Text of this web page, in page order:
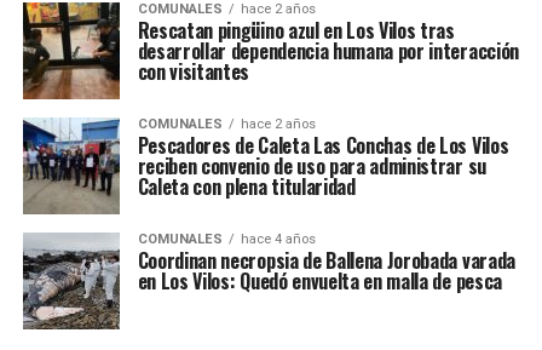
COMUNALES hace 2 años
Rescatan pingüino azul en Los Vilos tras
desarrollar dependencia humana por interacción
con visitantes
COMUNALES hace 2 años
Pescadores de Caleta Las Conchas de Los Vilos
reciben convenio de uso para administrar su
Caleta con plena titularidad
COMUNALES hace 4 años
Coordinan necropsia de Ballena Jorobada varada
en Los Vilos: Quedó envuelta en malla de pesca